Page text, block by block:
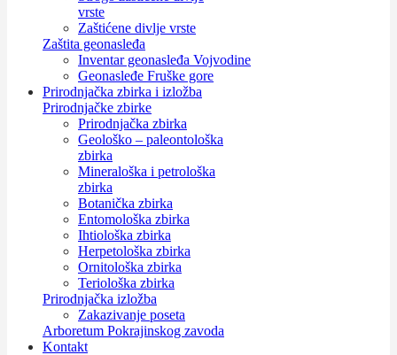
vrste
Zaštićene divlje vrste
Zaštita geonasleđa
Inventar geonasleđa Vojvodine
Geonasleđe Fruške gore
Prirodnjačka zbirka i izložba
Prirodnjačke zbirke
Prirodnjačka zbirka
Geološko – paleontološka
zbirka
Mineraloška i petrološka
zbirka
Botanička zbirka
Entomološka zbirka
Ihtiološka zbirka
Herpetološka zbirka
Ornitološka zbirka
Teriološka zbirka
Prirodnjačka izložba
Zakazivanje poseta
Arboretum Pokrajinskog zavoda
Kontakt